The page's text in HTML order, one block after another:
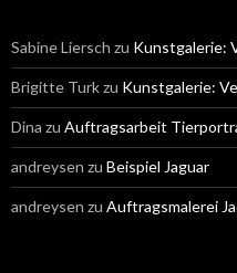
Sabine Liersch zu Kunstgalerie:
Brigitte Turkzu Kunstgalerie:
Dina zu Auftragsarbeit
andreysen zu Beispiel Jaguar
andreysen zu Auftragsmalerei